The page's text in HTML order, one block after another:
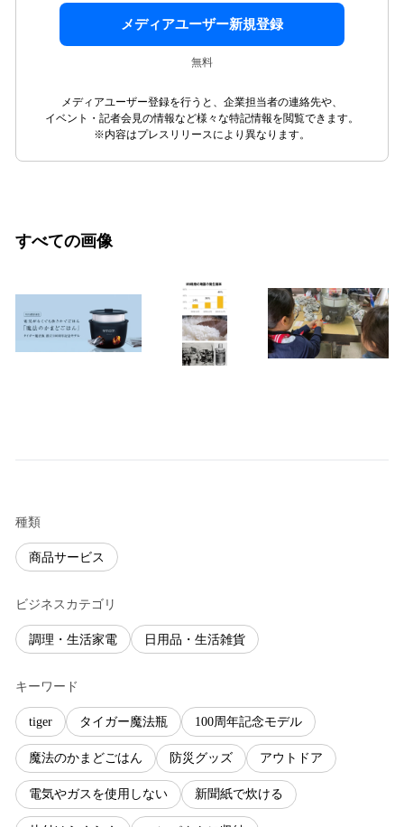
メディアユーザー新規登録
無料
メディアユーザー登録を行うと、企業担当者の連絡先や、
イベント・記者会見の情報など様々な特記情報を閲覧できます。
※内容はプレスリリースにより異なります。
すべての画像
種類
商品サービス
ビジネスカテゴリ
調理・生活家電 日用品・生活雑貨
キーワード
tiger タイガー魔法瓶 100周年記念モデル
魔法のかまどごはん 防災グッズ アウトドア
電気やガスを使用しない 新聞紙で炊ける